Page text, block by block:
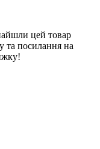
цей товар
та посилання на